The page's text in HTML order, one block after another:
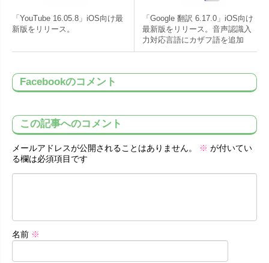
「YouTube 16.05.8」iOS向け最
新版をリリース。
「Google 翻訳 6.17.0」iOS向け
最新版をリリース。音声認識入
力対応言語にカザフ語を追加
Facebookのコメント
この記事へのコメント
メールアドレスが公開されることはありません。 ※ が付いてい
る欄は必須項目です
名前 ※